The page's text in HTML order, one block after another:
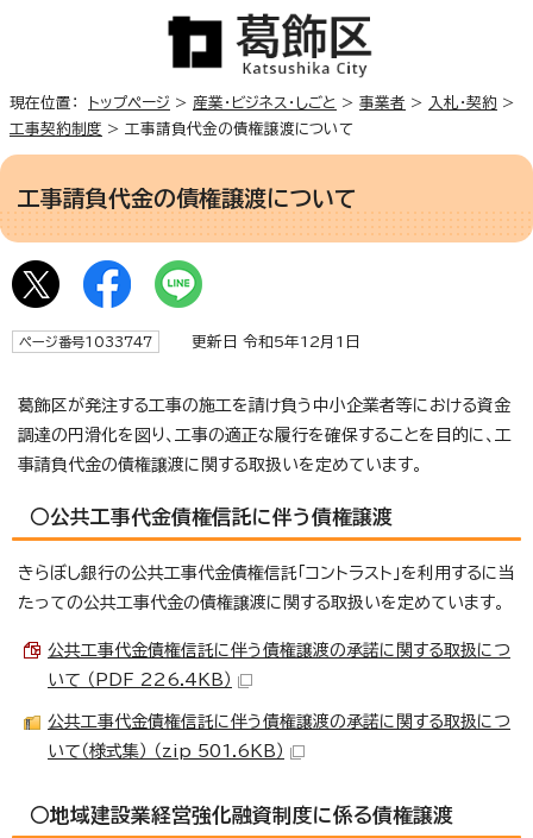
現在位置： トップページ > 産業・ビジネス・しごと > 事業者 > 入札・契約 >
工事契約制度 > 工事請負代金の債権譲渡について
工事請負代金の債権譲渡について
ページ番号1033747 更新日 令和5年12月1日
葛飾区が発注する工事の施工を請け負う中小企業者等における資金
調達の円滑化を図り、工事の適正な履行を確保することを目的に、工
事請負代金の債権譲渡に関する取扱いを定めています。
○公共工事代金債権信託に伴う債権譲渡
きらぼし銀行の公共工事代金債権信託「コントラスト」を利用するに当
たっての公共工事代金の債権譲渡に関する取扱いを定めています。
公共工事代金債権信託に伴う債権譲渡の承諾に関する取扱につ
いて （PDF 226.4KB）
公共工事代金債権信託に伴う債権譲渡の承諾に関する取扱につ
いて（様式集） （zip 501.6KB）
○地域建設業経営強化融資制度に係る債権譲渡